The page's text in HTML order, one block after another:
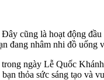
cũng là hoạt động
đang nhâm nhi đồ uống
ngày Lễ Quốc
thỏa sức sáng tạo